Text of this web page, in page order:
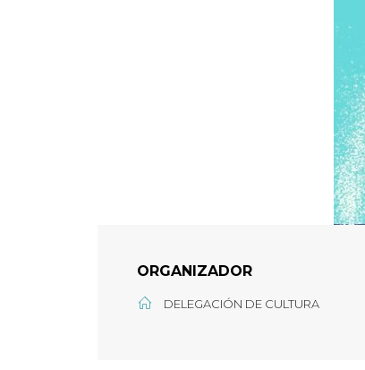
ORGANIZADOR
DELEGACIÓN DE CULTURA